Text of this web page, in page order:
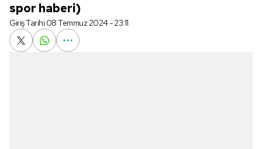
spor haberi)
Giriş Tarihi:08 Temmuz 2024 - 23:11